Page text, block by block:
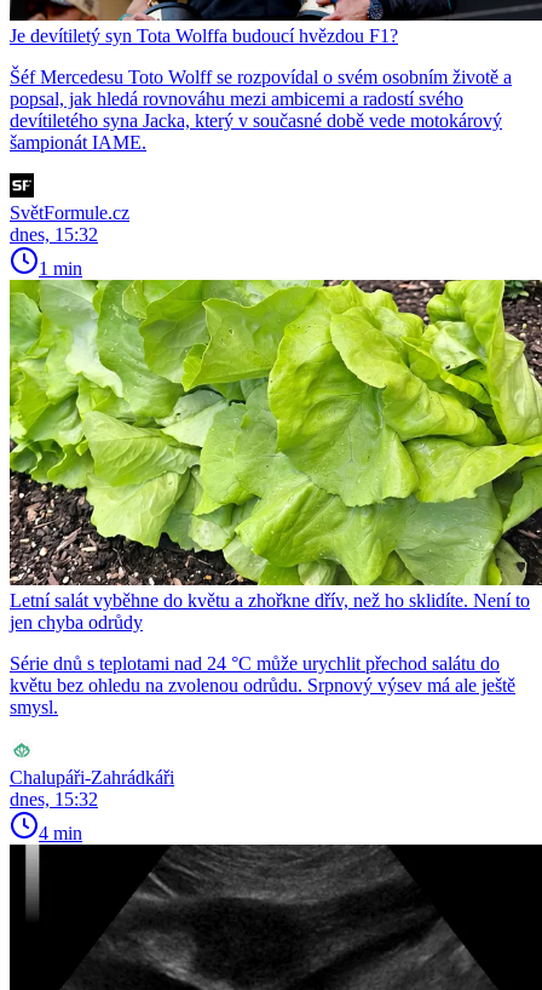
Je devítiletý syn Tota Wolffa budoucí hvězdou F1?
Šéf Mercedesu Toto Wolff se rozpovídal o svém osobním životě a
popsal, jak hledá rovnováhu mezi ambicemi a radostí svého
devítiletého syna Jacka, který v současné době vede motokárový
šampionát IAME.
SvětFormule.cz
dnes, 15:32
1 min
Letní salát vyběhne do květu a zhořkne dřív, než ho sklidíte. Není to
jen chyba odrůdy
Série dnů s teplotami nad 24 °C může urychlit přechod salátu do
květu bez ohledu na zvolenou odrůdu. Srpnový výsev má ale ještě
smysl.
Chalupáři-Zahrádkáři
dnes, 15:32
4 min